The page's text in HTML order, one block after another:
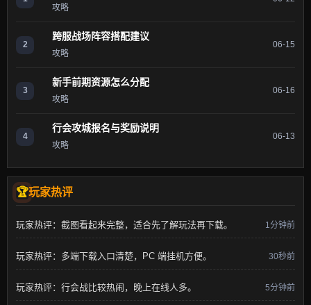
攻略
2
跨服战场阵容搭配建议
攻略
06-15
3
新手前期资源怎么分配
攻略
06-16
4
行会攻城报名与奖励说明
攻略
06-13
玩家热评
玩家热评：截图看起来完整，适合先了解玩法再下载。 1分钟前
玩家热评：多端下载入口清楚，PC 端挂机方便。 30秒前
玩家热评：行会战比较热闹，晚上在线人多。 5分钟前